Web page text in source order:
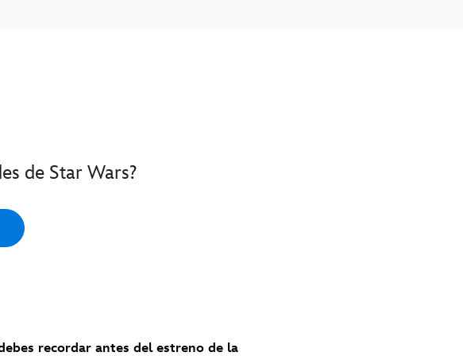
de Star Wars?
recordar antes del estreno de la